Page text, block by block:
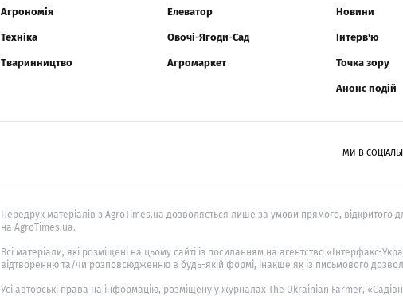
Агрономія
Техніка
Тваринництво
Елеватор
Овочі-Ягоди-Сад
Агромаркет
Новини
Інтерв'ю
Точка зору
Анонс подій
МИ В
Передрук матеріалів з AgroTimes.ua дозволяється лише за умови прямого, відкритого
на AgroTimes.ua.
Всі матеріали, які розміщені на цьому сайті із посиланням на агентство «Інтерфакс-
відтворенню та/чи розповсюдженню в будь-якій формі, інакше як із письмового
Усі авторські права на інформацію, розміщену у журналах The Ukrainian Farmer,